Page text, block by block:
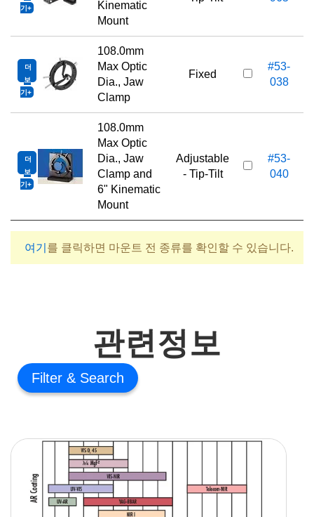
기
Kinematic
Mount
더
보
기
108.0mm
Max Optic
Dia., Jaw
Clamp
Fixed
#53-
038
더
보
기
108.0mm
Max Optic
Dia., Jaw
Clamp and
6" Kinematic
Mount
Adjustable
- Tip-Tilt
#53-
040
여기 를 클릭하면 마운트 전 종류를 확인할 수 있습니다.
관련정보
Filter